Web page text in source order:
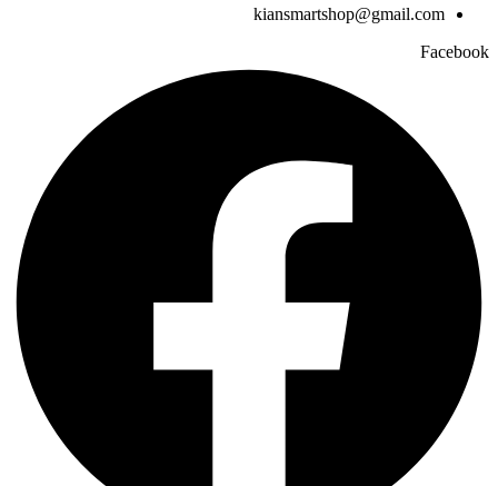
kiansmartshop@gmail.com
Facebook